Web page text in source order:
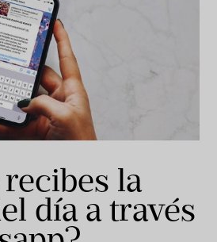
la
día a través